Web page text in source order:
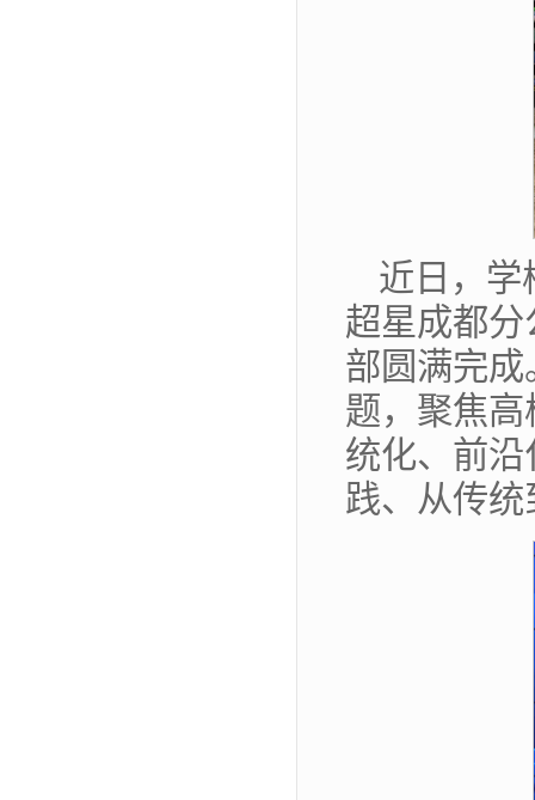
近日，学
超星成都
部圆满完成
题，聚焦
统化、前
践、从传